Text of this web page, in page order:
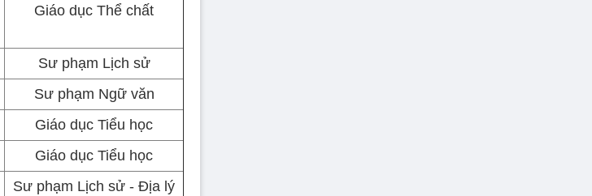
Giáo dục Thể chất
Sư phạm Lịch sử
Sư phạm Ngữ văn
Giáo dục Tiểu học
Giáo dục Tiểu học
Sư phạm Lịch sử - Địa lý